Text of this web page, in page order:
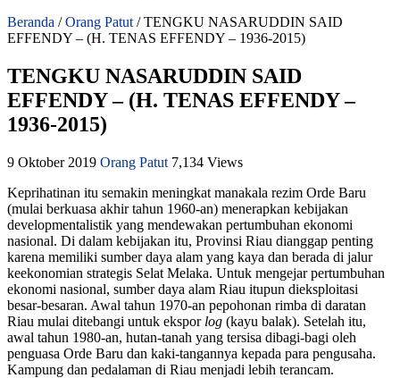
Beranda / Orang Patut / TENGKU NASARUDDIN SAID
EFFENDY – (H. TENAS EFFENDY – 1936-2015)
TENGKU NASARUDDIN SAID
EFFENDY – (H. TENAS EFFENDY –
1936-2015)
9 Oktober 2019 Orang Patut 7,134 Views
Keprihatinan itu semakin meningkat manakala rezim Orde Baru
(mulai berkuasa akhir tahun 1960-an) menerapkan kebijakan
developmentalistik yang mendewakan pertumbuhan ekonomi
nasional. Di dalam kebijakan itu, Provinsi Riau dianggap penting
karena memiliki sumber daya alam yang kaya dan berada di jalur
keekonomian strategis Selat Melaka. Untuk mengejar pertumbuhan
ekonomi nasional, sumber daya alam Riau itupun dieksploitasi
besar-besaran. Awal tahun 1970-an pepohonan rimba di daratan
Riau mulai ditebangi untuk ekspor log (kayu balak). Setelah itu,
awal tahun 1980-an, hutan-tanah yang tersisa dibagi-bagi oleh
penguasa Orde Baru dan kaki-tangannya kepada para pengusaha.
Kampung dan pedalaman di Riau menjadi lebih terancam.